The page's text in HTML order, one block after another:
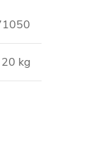
20 kg